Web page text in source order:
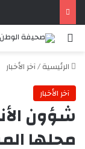
بحث عن
الرئيسية/آخر الأخبار
آخر الأخبار
شؤون
محلها